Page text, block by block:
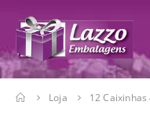
Loja 12